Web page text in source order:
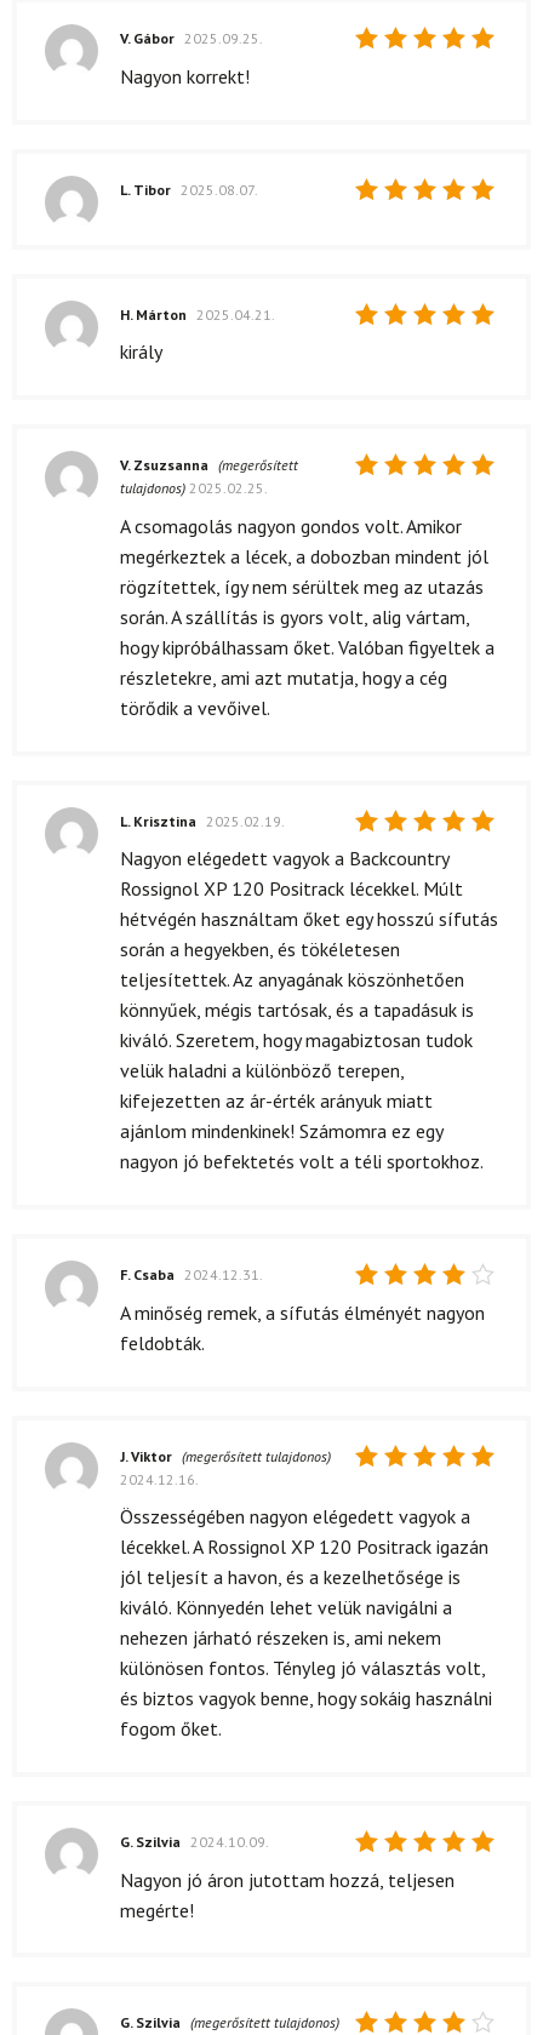
V. Gábor 2025.09.25.
Nagyon korrekt!
L. Tibor 2025.08.07.
H. Márton 2025.04.21.
király
5 / 5
V. Zsuzsanna (megerősített
tulajdonos) 2025.02.25.
A csomagolás nagyon gondos volt. Amikor
megérkeztek a lécek, a dobozban mindent jól
rögzítettek, így nem sérültek meg az utazás
során. A szállítás is gyors volt, alig vártam,
hogy kipróbálhassam őket. Valóban figyeltek a
részletekre, ami azt mutatja, hogy a cég
törődik a vevőivel.
Értékelés:
L. Krisztina 2025.02.19.
Nagyon elégedett vagyok a Backcountry
Rossignol XP 120 Positrack lécekkel. Múlt
hétvégén használtam őket egy hosszú sífutás
során a hegyekben, és tökéletesen
teljesítettek. Az anyagának köszönhetően
könnyűek, mégis tartósak, és a tapadásuk is
kiváló. Szeretem, hogy magabiztosan tudok
velük haladni a különböző terepen,
kifejezetten az ár-érték arányuk miatt
ajánlom mindenkinek! Számomra ez egy
nagyon jó befektetés volt a téli sportokhoz.
Értékelés:
/ 5
F. Csaba 2024.12.31.
A minőség remek, a sífutás élményét nagyon
feldobták.
5/ 5
J. Viktor (megerősített tulajdonos)
2024.12.16.
Összességében nagyon elégedett vagyok a
lécekkel. A Rossignol XP 120 Positrack igazán
jól teljesít a havon, és a kezelhetősége is
kiváló. Könnyedén lehet velük navigálni a
nehezen járható részeken is, ami nekem
különösen fontos. Tényleg jó választás volt,
és biztos vagyok benne, hogy sokáig használni
fogom őket.
Értékelés:
/ 5
G. Szilvia 2024.10.09.
Nagyon jó áron jutottam hozzá, teljesen
megérte!
G. Szilvia (megerősített tulajdonos)